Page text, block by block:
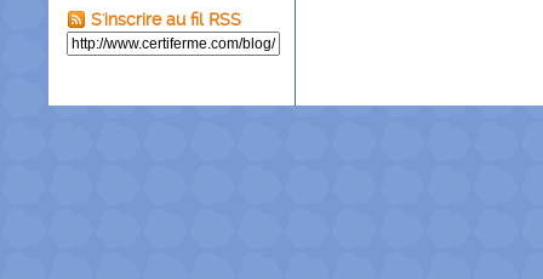
S'inscrire au fil RSS